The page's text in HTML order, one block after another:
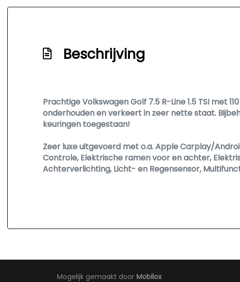
R-line exterieur
Sportonderstel
Sportvelgen
Beschrijving
Prachtige Volkswagen Golf 7.5 R-Line 1.5 TSI met
onderhouden en verkeert in zeer nette staat.
keuringen toegestaan!
Zeer luxe uitgevoerd met o.a. Apple Carplay/
Controle, Elektrische ramen voor en achter,
Achterverlichting, Licht- en Regensensor,
Mogelijk gemaakt door Mobilox